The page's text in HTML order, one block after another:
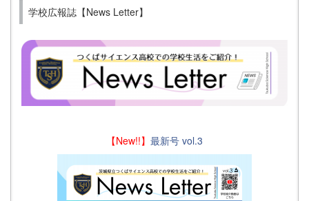
学校広報誌【News Letter】
【New!!】 最新号 vol.3